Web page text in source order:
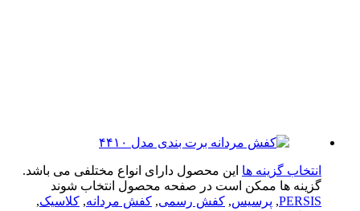
گزینه ها این محصول دارای انواع مختلفی می باشد.
ها ممکن است در صفحه محصول انتخاب شوند
پرسیس, کفش رسمی, کفش مردانه, کلاسیک,